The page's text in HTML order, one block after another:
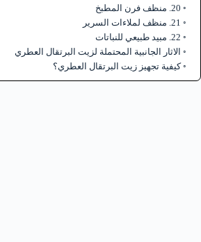
20. منظف فرن المطبخ
21. منظف لملاءات السرير
22. مبيد طبيعي للنباتات
الاثار الجانبية المحتملة لزيت البرتقال العطري
كيفية تجهيز زيت البرتقال العطري؟